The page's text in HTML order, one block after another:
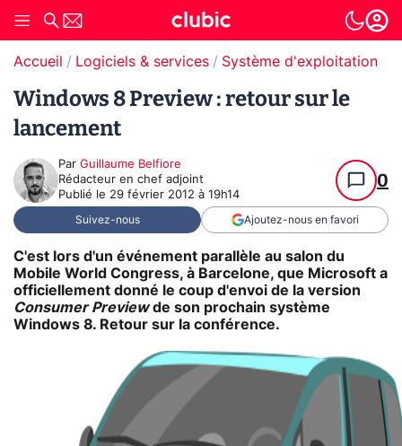
Accueil Logiciels & services Système d'exploitation
Windows 8 Preview : retour sur le
lancement
Par Guillaume Belfiore
Rédacteur en chef adjoint
Publié le 29 février 2012 à 19h14
0
Suivez-nous Ajoutez-nous en favori
C'est lors d'un événement parallèle au salon du
Mobile World Congress, à Barcelone, que Microsoft a
officiellement donné le coup d'envoi de la version
Consumer Previewde son prochain système
Windows 8. Retour sur la conférence.